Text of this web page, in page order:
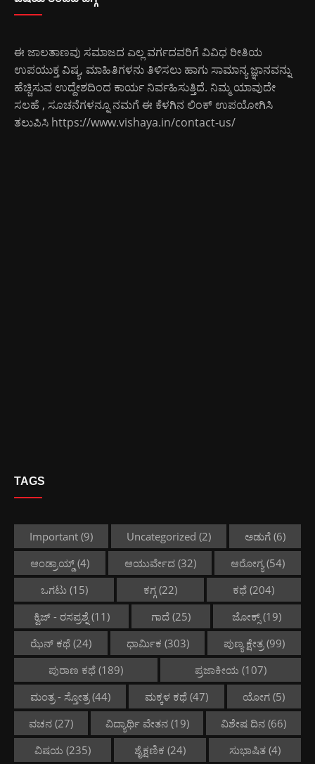
ಈ ಜಾಲತಾಣವು ಸಮಾಜದ ಎಲ್ಲ ವರ್ಗದವರಿಗೆ ವಿವಿಧ ರೀತಿಯ
ಉಪಯುಕ್ತ ವಿಷ್ಯ, ಮಾಹಿತಿಗಳನು ತಿಳಿಸಲು ಹಾಗು ಸಾಮಾನ್ಯ ಜ್ಞಾನವನ್ನು
ಹೆಚ್ಚಿಸುವ ಉದ್ದೇಶದಿಂದ ಕಾರ್ಯ ನಿರ್ವಹಿಸುತ್ತಿದೆ. ನಿಮ್ಮ ಯಾವುದೇ
ಸಲಹೆ , ಸೂಚನೆಗಳನ್ನೂ ನಮಗೆ ಈ ಕೆಳಗಿನ ಲಿಂಕ್ ಉಪಯೋಗಿಸಿ
ತಲುಪಿಸಿ https://www.vishaya.in/contact-us/
TAGS
Important (9) Uncategorized (2) ಅಡುಗೆ (6)
ಆಂಡ್ರಾಯ್ಡ್(4) ಆಯುರ್ವೇದ(32) ಆರೋಗ್ಯ(54)
ಒಗಟು(15) ಕಗ್ಗ(22) ಕಥೆ (204)
ಕ್ವಿಜ್ - ರಸಪ್ರಶ್ನೆ(11) ಗಾದೆ(25) ಜೋಕ್ಸ್(19)
ಝೆನ್ ಕಥೆ(24) ಧಾರ್ಮಿಕ (303) ಪುಣ್ಯ ಕ್ಷೇತ್ರ(99)
ಪುರಾಣ ಕಥೆ (189) ಪ್ರಜಾಕೀಯ (107)
ಮಂತ್ರ - ಸ್ತೋತ್ರ(44) ಮಕ್ಕಳ ಕಥೆ(47) ಯೋಗ (5)
ವಚನ(27) ವಿದ್ಯಾರ್ಥಿ ವೇತನ(19) ವಿಶೇಷ ದಿನ (66)
ವಿಷಯ (235) ಶೈಕ್ಷಣಿಕ (24) ಸುಭಾಷಿತ (4)